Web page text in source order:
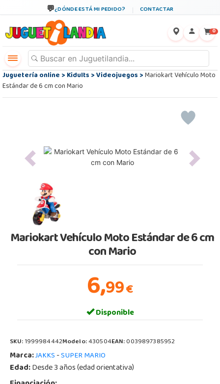
¿DÓNDE ESTÁ MI PEDIDO? CONTACTAR
0
Juguetería online>Kidults>Videojuegos>Mariokart Vehículo Moto
Estándar de 6 cm con Mario
Previous Next
Mariokart Vehículo Moto Estándar de 6 cm
con Mario
6,99€
Disponible
SKU:1999984442Modelo:430504EAN:0039897385952
Marca:JAKKS-SUPER MARIO
Edad:Desde 3 años (edad orientativa)